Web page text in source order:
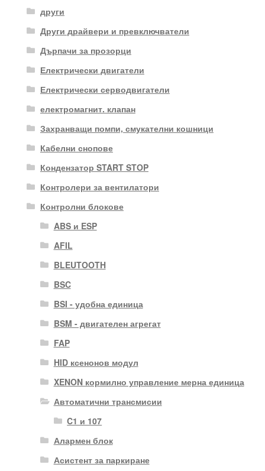
други
Други драйвери и превключватели
Дърпачи за прозорци
Електрически двигатели
Електрически серводвигатели
електромагнит. клапан
Захранващи помпи, смукателни кошници
Кабелни снопове
Кондензатор START STOP
Контролери за вентилатори
Контролни блокове
ABS и ESP
AFIL
BLEUTOOTH
BSC
BSI - удобна единица
BSM - двигателен агрегат
FAP
HID ксенонов модул
XENON кормилно управление мерна единица
Автоматични трансмисии
C1 и 107
Алармен блок
Асистент за паркиране